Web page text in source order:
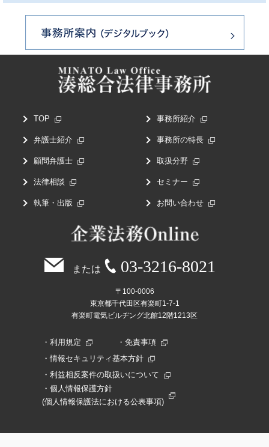
TOP 事務所紹介
弁護士紹介 事務所の特長
顧問弁護士 取扱分野
法律相談 セミナー
執筆・出版 お問い合わせ
または 03-3216-8021
〒100-0006
東京都千代田区有楽町1-7-1
有楽町電気ビルヂング北館12階1213区
利用規定
免責事項
情報セキュリティ基本方針
利益相反案件の取扱いについて
個人情報保護方針
(個人情報保護法における公表事項)